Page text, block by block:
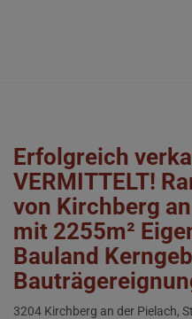
Erfolgreich
VERMITTELT!
von Kirchberg
mit 2255m²
Bauland
3204 Kirchberg an der Pielach,